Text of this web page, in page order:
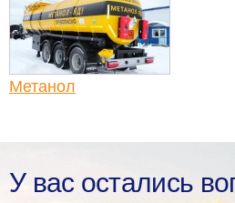
Метанол
У вас остались